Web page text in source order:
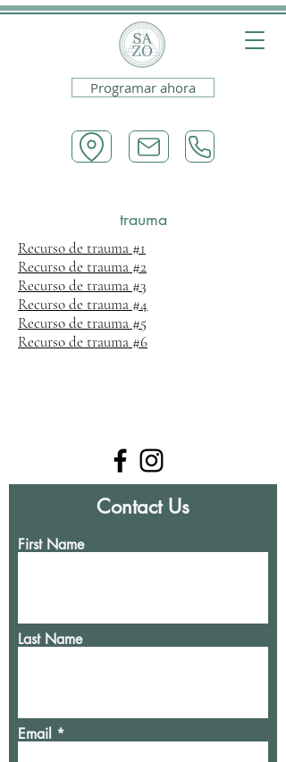
Programar ahora
trauma
Recurso de trauma #1
Recurso de trauma #2
Recurso de trauma #3
Recurso de trauma #4
Recurso de trauma #5
Recurso de trauma #6
Contact Us
First Name
Last Name
Email